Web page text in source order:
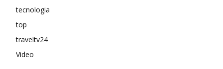
tecnologia
top
traveltv24
Video